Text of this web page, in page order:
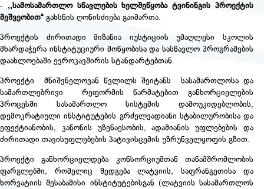
- ,,სამოსამართლო სწავლების ხელშეწყობა ტვინინგის პროექტის
მეშვეობით“ გახსნის ღონისძიება გაიმართა.
პროექტის ძირითადი მიზანია იუსტიციის უმაღლესი სკოლის
მხარდაჭერა ინსტიტუციური მოწყობისა და სასწავლო პროგრამების
დაახლოებაში ევროკავშირის სტანდარტებთან.
პროექტი მნიშვნელოვან წვლილს შეიტანს სასამართლოსა და
სამართლებრივი რეფორმის წარმატებით განხორციელების
პროცესში სასამართლო სისტემის დამოუკიდებლობის,
დემოკრატიული ინსტიტუტების გრძელვადიანი სტაბილურობისა და
ეფექტიანობის, კანონის უზენაესობის, ადამიანის უფლებების და
ძირითადი თავისუფლებების პატივისცემის უზრუნველყოფის გზით.
პროექტი განხორციელდება კონსორციუმთან თანამშრომლობის
ფარგლებში, რომელიც შედგება ლატვიის, საფრანგეთისა და
ხორვატიის შესაბამისი ინსტიტუტებისგან (ლატვიის სასამართლოს